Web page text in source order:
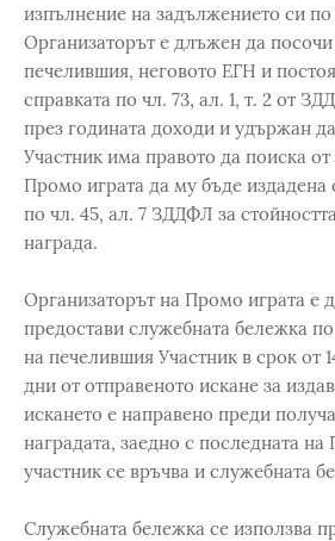
изпълнение на задължението си
Организаторът е длъжен да
печелившия, неговото ЕГН и
справката по чл. 73, ал. 1, т. 2 от
през годината доходи и удържан
Участник има правото да поиска
Промо играта да му бъде издадена
по чл. 45, ал. 7 ЗДДФЛ за
награда.
Организаторът на Промо играта е
предостави служебната бележка
на печелившия Участник в срок от
дни от отправеното искане за
искането е направено преди
наградата, заедно с последната
участник се връчва и служебната
Служебната бележка се използва